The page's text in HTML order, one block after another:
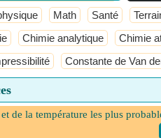
Math Santé
Chimie analytique Chimie
Constante de Van
de la température les plus